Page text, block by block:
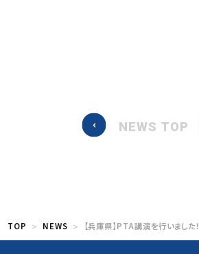
NEWS TOP
TOP NEWS 【兵庫県】PTA講演を行いました！